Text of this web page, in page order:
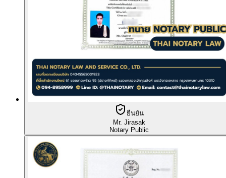
ยืนยัน
Mr. Jirasak
Notary Public